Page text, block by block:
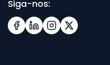
Siga-nos:
Facebook
LinkedInInstagramX (Twitter)